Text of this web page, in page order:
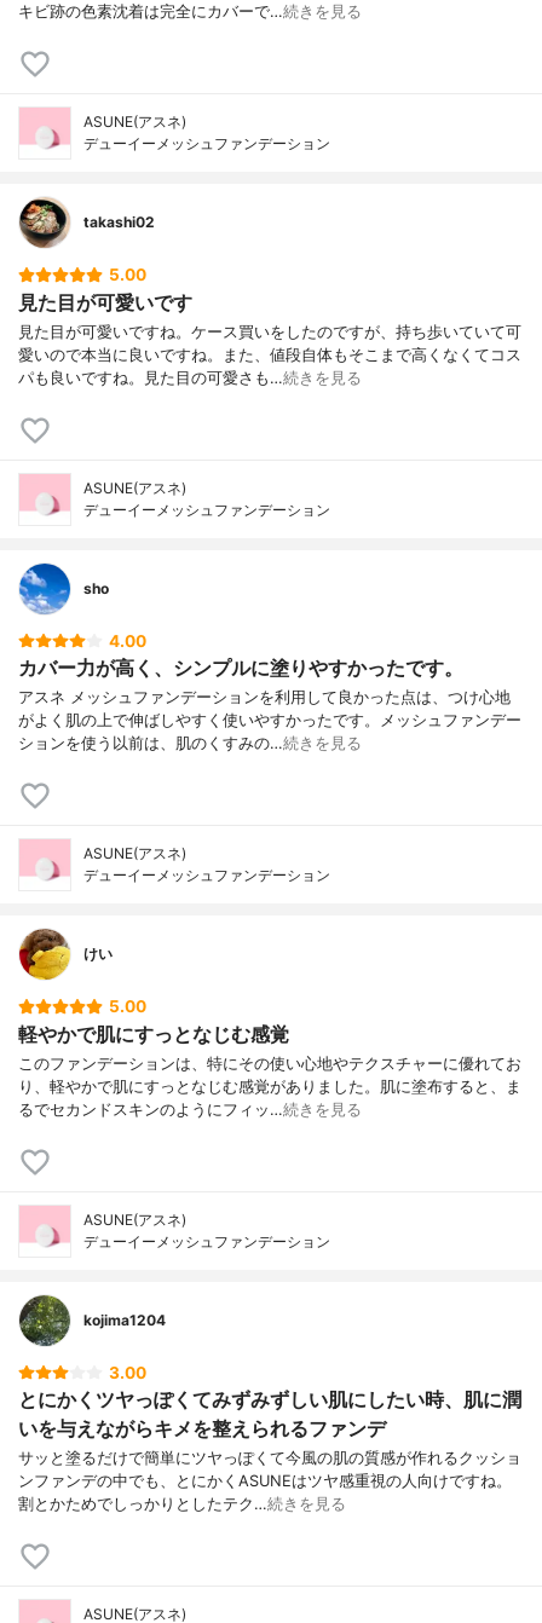
キビ跡の色素沈着は完全にカバーで…続きを見る
ASUNE(アスネ)
デューイーメッシュファンデーション
takashi02
5.00
見た目が可愛いです
見た目が可愛いですね。ケース買いをしたのですが、持ち歩いていて可
愛いので本当に良いですね。また、値段自体もそこまで高くなくてコス
パも良いですね。見た目の可愛さも…続きを見る
ASUNE(アスネ)
デューイーメッシュファンデーション
sho
4.00
カバー力が高く、シンプルに塗りやすかったです。
アスネ メッシュファンデーションを利用して良かった点は、つけ心地
がよく肌の上で伸ばしやすく使いやすかったです。メッシュファンデー
ションを使う以前は、肌のくすみの…続きを見る
ASUNE(アスネ)
デューイーメッシュファンデーション
けい
5.00
軽やかで肌にすっとなじむ感覚
このファンデーションは、特にその使い心地やテクスチャーに優れてお
り、軽やかで肌にすっとなじむ感覚がありました。肌に塗布すると、ま
るでセカンドスキンのようにフィッ…続きを見る
ASUNE(アスネ)
デューイーメッシュファンデーション
kojima1204
3.00
とにかくツヤっぽくてみずみずしい肌にしたい時、肌に潤
いを与えながらキメを整えられるファンデ
サッと塗るだけで簡単にツヤっぽくて今風の肌の質感が作れるクッショ
ンファンデの中でも、とにかくASUNEはツヤ感重視の人向けですね。
割とかためでしっかりとしたテク…続きを見る
ASUNE(アスネ)